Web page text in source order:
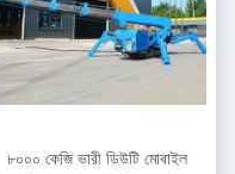
৮০০০ কেজি ভারী ডিউটি মোবাইল